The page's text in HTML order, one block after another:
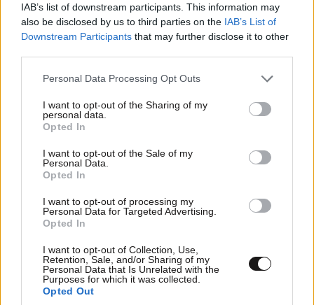
IAB’s list of downstream participants. This information may
also be disclosed by us to third parties on the IAB’s List of
Downstream Participants that may further disclose it to other
Please note that this website/app uses one or more Google
not limited to your visit or usage behaviour. You may click to
grant or deny consent to Google and its third-party tags to
use your data for below specified purposes in below Google
consent section.
Personal Data Processing Opt Outs
I want to opt-out of the Sharing of my
personal data.
Opted In
I want to opt-out of the Sale of my
Personal Data.
Opted In
I want to opt-out of processing my
Personal Data for Targeted Advertising.
Opted In
I want to opt-out of Collection, Use,
Retention, Sale, and/or Sharing of my
Personal Data that Is Unrelated with the
Purposes for which it was collected.
Opted Out
ΜΑΣΚΕΣ
Απαντήστε